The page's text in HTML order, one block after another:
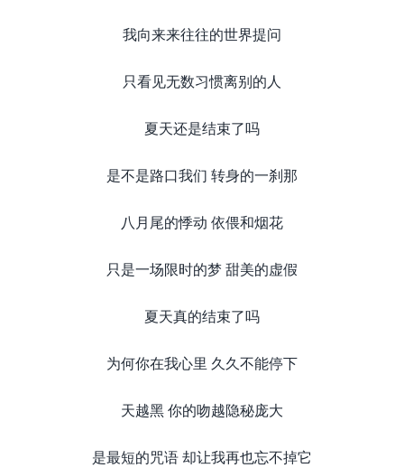
我向来来往往的世界提问
只看见无数习惯离别的人
夏天还是结束了吗
是不是路口我们 转身的一刹那
八月尾的悸动 依偎和烟花
只是一场限时的梦 甜美的虚假
夏天真的结束了吗
为何你在我心里 久久不能停下
天越黑 你的吻越隐秘庞大
是最短的咒语 却让我再也忘不掉它